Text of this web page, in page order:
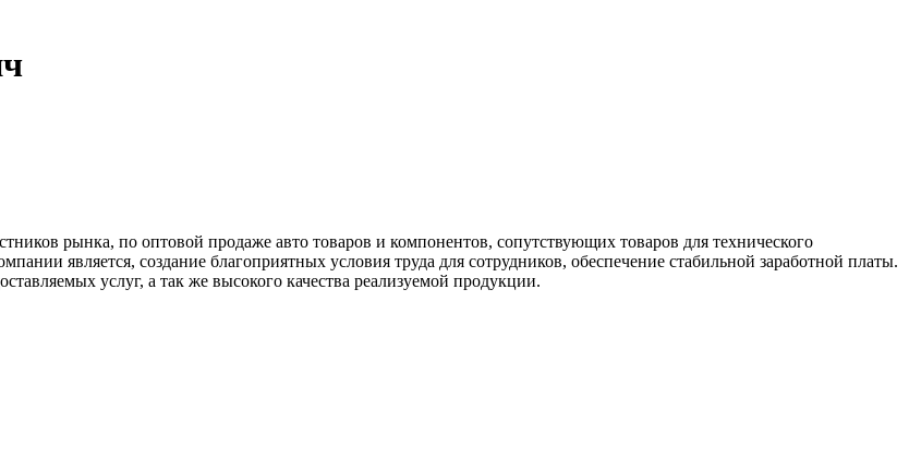
рынка, по оптовой продаже авто товаров и компонентов, сопутствующих товаров для технического
является, создание благоприятных условия труда для сотрудников, обеспечение стабильной заработной платы.
услуг, а так же высокого качества реализуемой продукции.